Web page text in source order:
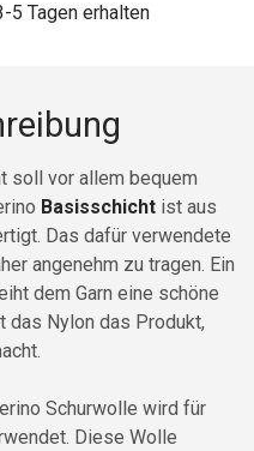
5 Tagen erhalten
soll vor allem bequem
Basisschicht ist aus
Das dafür verwendete
angenehm zu tragen. Ein
dem Garn eine schöne
das Nylon das Produkt,
Schurwolle wird für
Diese Wolle